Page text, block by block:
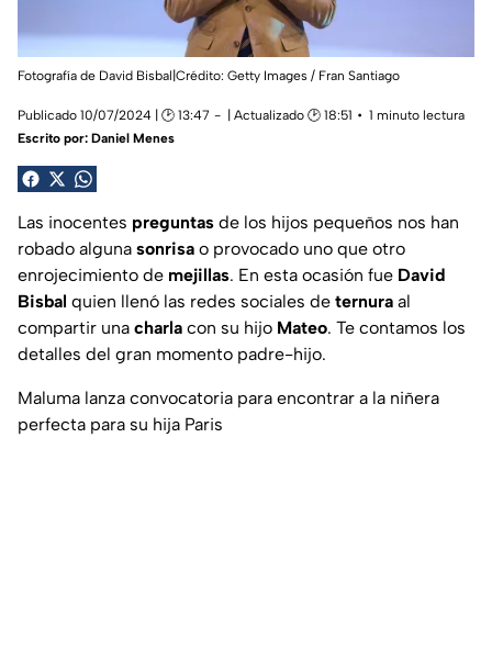
Fotografía de David Bisbal|Crédito: Getty Images / Fran Santiago
Publicado 10/07/2024 | 🕑 13:47 | Actualizado 🕑 18:51
1 minuto lectura
Escrito por: Daniel Menes
Las inocentes preguntas de los hijos pequeños nos han
robado alguna sonrisa o provocado uno que otro
enrojecimiento de mejillas. En esta ocasión fue David
Bisbal quien llenó las redes sociales de ternura al
compartir una charla con su hijo Mateo. Te contamos los
detalles del gran momento padre-hijo.
Maluma lanza convocatoria para encontrar a la niñera
perfecta para su hija Paris